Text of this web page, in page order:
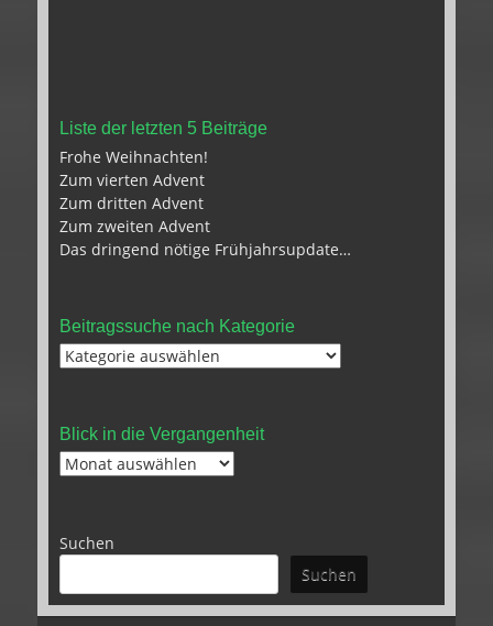
Liste der letzten 5 Beiträge
Frohe Weihnachten!
Zum vierten Advent
Zum dritten Advent
Zum zweiten Advent
Das dringend nötige Frühjahrsupdate…
Beitragssuche nach Kategorie
Beitragssuche
Blick in die Vergangenheit
Blick
Suchen
Suchen